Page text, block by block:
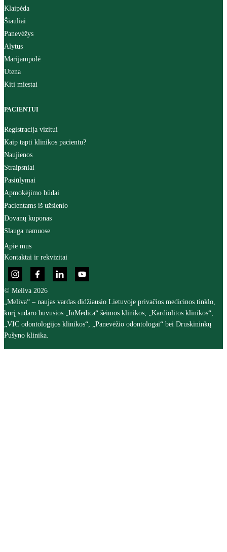
Klaipėda
Šiauliai
Panevėžys
Alytus
Marijampolė
Utena
Kiti miestai
PACIENTUI
Registracija vizitui
Kaip tapti klinikos pacientu?
Naujienos
Straipsniai
Pasiūlymai
Apmokėjimo būdai
Pacientams iš užsienio
Dovanų kuponas
Slauga namuose
Apie mus
Kontaktai ir rekvizitai
© Meliva 2026
„Meliva“ – naujas vardas didžiausio Lietuvoje privačios medicinos tinklo,
kurį sudaro buvusios „InMedica“ šeimos klinikos, „Kardiolitos klinikos“,
„VIC odontologijos klinikos“, „Panevėžio odontologai“ bei Druskininkų
Pušyno klinika.